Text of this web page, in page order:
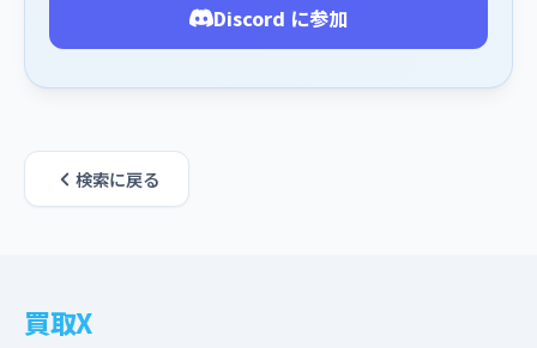
Discord に参加
検索に戻る
買取X